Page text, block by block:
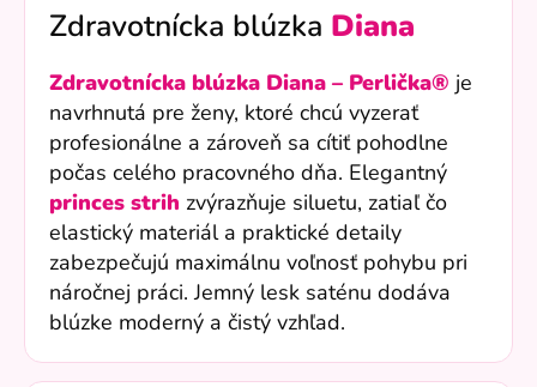
Zdravotnícka blúzka Diana
Zdravotnícka blúzka Diana – Perlička® je
navrhnutá pre ženy, ktoré chcú vyzerať
profesionálne a zároveň sa cítiť pohodlne
počas celého pracovného dňa. Elegantný
princes strih zvýrazňuje siluetu, zatiaľ čo
elastický materiál a praktické detaily
zabezpečujú maximálnu voľnosť pohybu pri
náročnej práci. Jemný lesk saténu dodáva
blúzke moderný a čistý vzhľad.